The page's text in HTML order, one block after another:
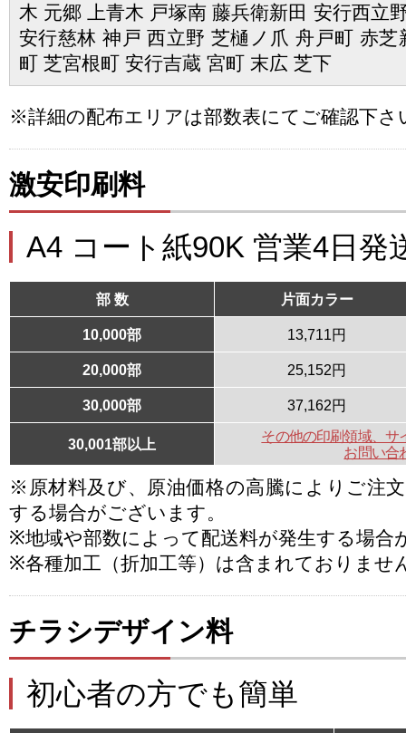
木 元郷 上青木 戸塚南 藤兵衛新田 安行西立
安行慈林 神戸 西立野 芝樋ノ爪 舟戸町 赤
町 芝宮根町 安行吉蔵 宮町 末広 芝下
※詳細の配布エリアは部数表にてご確認下さ
激安印刷料
A4 コート紙90K 営業4日発
部 数 片面カラー
10,000部 13,711円
20,000部 25,152円
30,000部 37,162円
30,001部以上
その他の印刷領域、サ
お問い合
※原材料及び、原油価格の高騰によりご注
する場合がございます。
※地域や部数によって配送料が発生する場合
※各種加工（折加工等）は含まれておりませ
チラシデザイン料
初心者の方でも簡単